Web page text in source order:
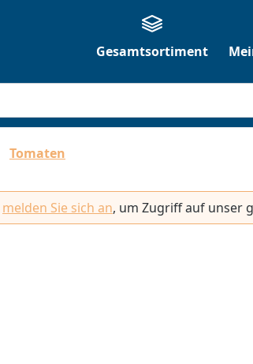
Gesamtsortiment
Tomaten
melden Sie sich an, um Zugriff auf unser